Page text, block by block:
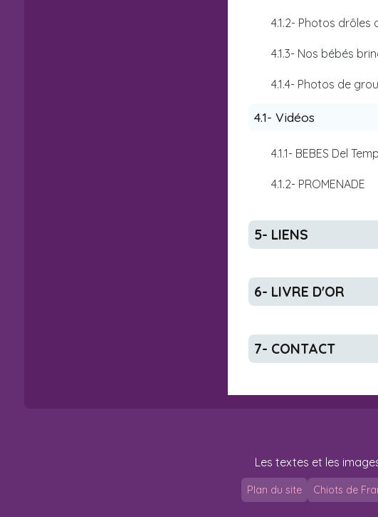
4.1.2- Photos drôles
4.1.3- Nos bébés
4.1.4- Photos de
4.1- Vidéos
4.1.1- BEBES Del
4.1.2- PROMENADE
5- LIENS
6- LIVRE D'OR
7- CONTACT
Les textes et les
Plan du site Chiots de